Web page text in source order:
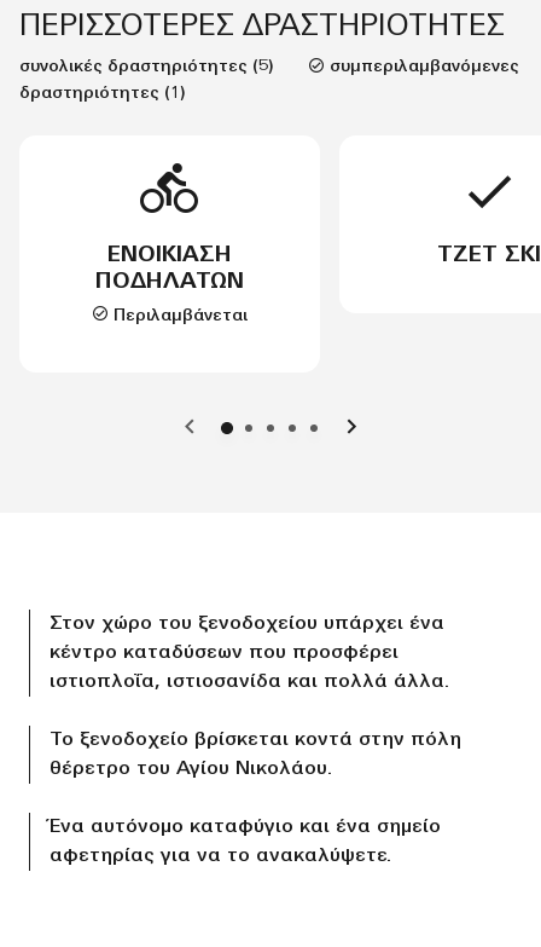
ΠΕΡΙΣΣΌΤΕΡΕΣ ΔΡΑΣΤΗΡΙΌΤΗΤΕΣ
συνολικές δραστηριότητες (5)
συμπεριλαμβανόμενες
δραστηριότητες (1)
ΕΝΟΙΚΊΑΣΗ
ΠΟΔΗΛΆΤΩΝ
Περιλαμβάνεται
ΤΖΕΤ ΣΚΙ
ΠροηγούμενοΕπόμενο
Στον χώρο του ξενοδοχείου υπάρχει ένα
κέντρο καταδύσεων που προσφέρει
ιστιοπλοΐα, ιστιοσανίδα και πολλά άλλα.
Το ξενοδοχείο βρίσκεται κοντά στην πόλη
θέρετρο του Αγίου Νικολάου.
Ένα αυτόνομο καταφύγιο και ένα σημείο
αφετηρίας για να το ανακαλύψετε.